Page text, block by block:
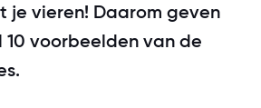
great place to work!
Nederland 2026
de top 50 beste werkgevers
vooruit
blijven?
onze maandelijkse nieuwsbrief!
je vieren! Daarom geven
voorbeelden van de